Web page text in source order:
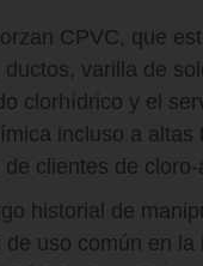
CPVC, que
varilla de
clorhídrico y el
incluso a
clientes de
historial de
uso común en